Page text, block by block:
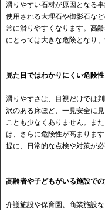
滑りやすい石材が原因となる
使用される大理石や御影石な
常に滑りやすくなります。高
にとっては大きな危険となり
見た目ではわかりにくい危険性
滑りやすさは、目視だけでは
沢のある床ほど、一見安全に
ことも少なくありません。ま
は、さらに危険性が高まりま
提に、日常的な点検や対策が必
高齢者や子どもがいる施設で
介護施設や保育園、商業施設